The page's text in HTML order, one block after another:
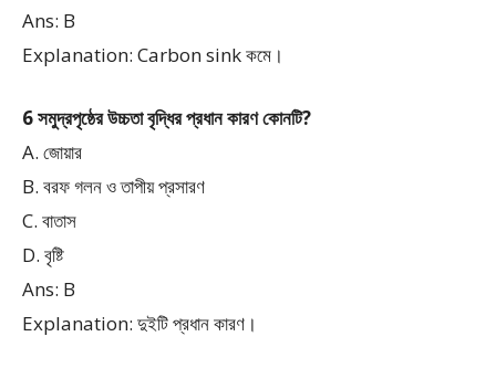
Ans: B
Explanation: Carbon sink কমে।
6 সমুদ্রপৃষ্ঠের উচ্চতা বৃদ্ধির প্রধান কারণ কোনটি?
A. জোয়ার
B. বরফ গলন ও তাপীয় প্রসারণ
C. বাতাস
D. বৃষ্টি
Ans: B
Explanation: দুইটি প্রধান কারণ।